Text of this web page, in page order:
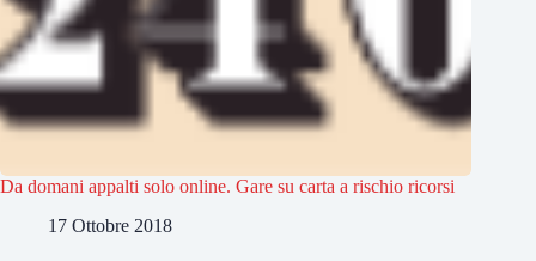
Da domani appalti solo online. Gare su carta a rischio ricorsi
17 Ottobre 2018